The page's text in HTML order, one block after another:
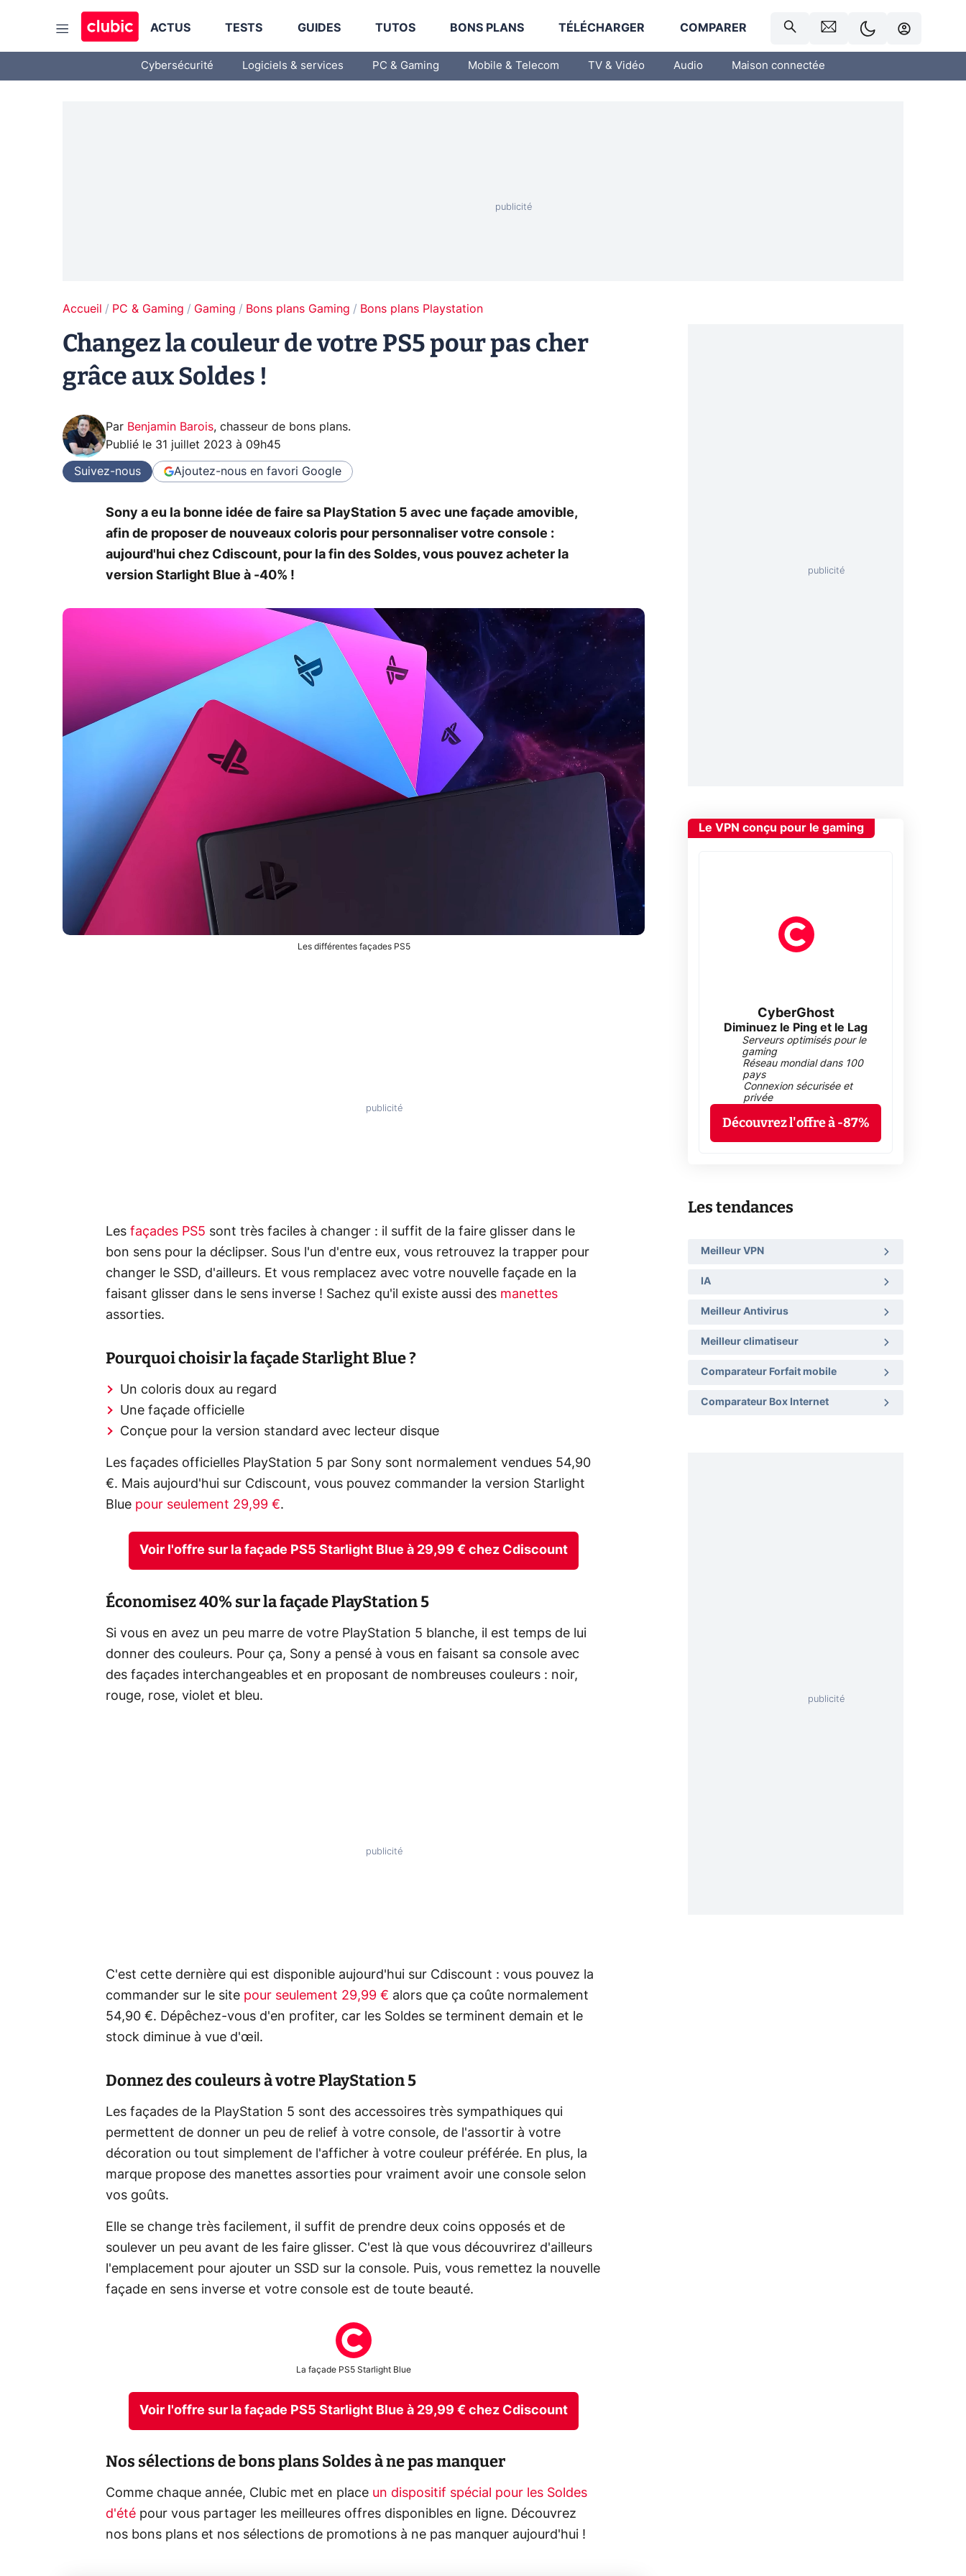
ACTUS TESTS GUIDES TUTOS BONS PLANS TÉLÉCHARGER COMPARER
Cybersécurité Logiciels & services PC & Gaming Mobile & Telecom TV & Vidéo Audio Maison connectée
Accueil PC & Gaming Gaming Bons plans Gaming Bons plans Playstation
Changez la couleur de votre PS5 pour pas cher
grâce aux Soldes !
Par Benjamin Barois, chasseur de bons plans.
Publié le 31 juillet 2023 à 09h45
Suivez-nous Ajoutez-nous en favori Google
Sony a eu la bonne idée de faire sa PlayStation 5 avec une façade amovible,
afin de proposer de nouveaux coloris pour personnaliser votre console :
aujourd'hui chez Cdiscount, pour la fin des Soldes, vous pouvez acheter la
version Starlight Blue à -40% !
Les différentes façades PS5
Les façades PS5 sont très faciles à changer : il suffit de la faire glisser dans le
bon sens pour la déclipser. Sous l'un d'entre eux, vous retrouvez la trapper pour
changer le SSD, d'ailleurs. Et vous remplacez avec votre nouvelle façade en la
faisant glisser dans le sens inverse ! Sachez qu'il existe aussi des manettes
assorties.
Pourquoi choisir la façade Starlight Blue ?
Un coloris doux au regard
Une façade officielle
Conçue pour la version standard avec lecteur disque
Les façades officielles PlayStation 5 par Sony sont normalement vendues 54,90
€. Mais aujourd'hui sur Cdiscount, vous pouvez commander la version Starlight
Blue pour seulement 29,99 €.
Voir l'offre sur la façade PS5 Starlight Blue à 29,99 € chez Cdiscount
Économisez 40% sur la façade PlayStation 5
Si vous en avez un peu marre de votre PlayStation 5 blanche, il est temps de lui
donner des couleurs. Pour ça, Sony a pensé à vous en faisant sa console avec
des façades interchangeables et en proposant de nombreuses couleurs : noir,
rouge, rose, violet et bleu.
C'est cette dernière qui est disponible aujourd'hui sur Cdiscount : vous pouvez la
commander sur le site pour seulement 29,99 € alors que ça coûte normalement
54,90 €. Dépêchez-vous d'en profiter, car les Soldes se terminent demain et le
stock diminue à vue d'œil.
Donnez des couleurs à votre PlayStation 5
Les façades de la PlayStation 5 sont des accessoires très sympathiques qui
permettent de donner un peu de relief à votre console, de l'assortir à votre
décoration ou tout simplement de l'afficher à votre couleur préférée. En plus, la
marque propose des manettes assorties pour vraiment avoir une console selon
vos goûts.
Elle se change très facilement, il suffit de prendre deux coins opposés et de
soulever un peu avant de les faire glisser. C'est là que vous découvrirez d'ailleurs
l'emplacement pour ajouter un SSD sur la console. Puis, vous remettez la nouvelle
façade en sens inverse et votre console est de toute beauté.
La façade PS5 Starlight Blue
Voir l'offre sur la façade PS5 Starlight Blue à 29,99 € chez Cdiscount
Nos sélections de bons plans Soldes à ne pas manquer
Comme chaque année, Clubic met en place un dispositif spécial pour les Soldes
d'été pour vous partager les meilleures offres disponibles en ligne. Découvrez
nos bons plans et nos sélections de promotions à ne pas manquer aujourd'hui !
Le VPN conçu pour le gaming
CyberGhost
Diminuez le Ping et le Lag
Serveurs optimisés pour le
gaming
Réseau mondial dans 100
pays
Connexion sécurisée et
privée
Découvrez l'offre à -87%
Les tendances
Meilleur VPN
IA
Meilleur Antivirus
Meilleur climatiseur
Comparateur Forfait mobile
Comparateur Box Internet